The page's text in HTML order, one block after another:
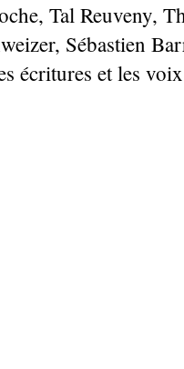
Tal Reuveny,
Sébastien
écritures et les